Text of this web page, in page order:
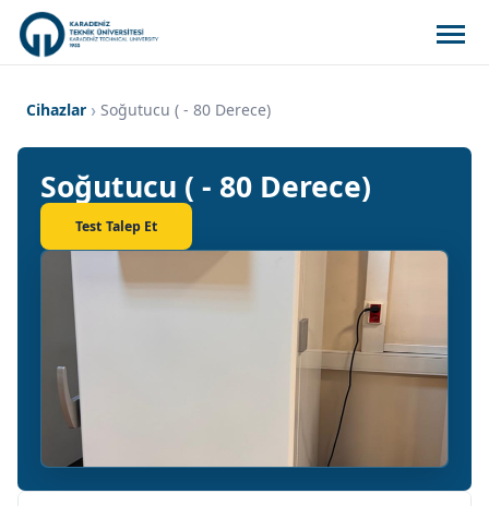
Cihazlar Soğutucu ( - 80 Derece)
Soğutucu ( - 80 Derece)
Test Talep Et